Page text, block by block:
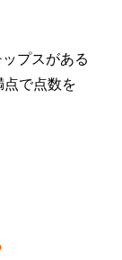
プスがある
で点数を